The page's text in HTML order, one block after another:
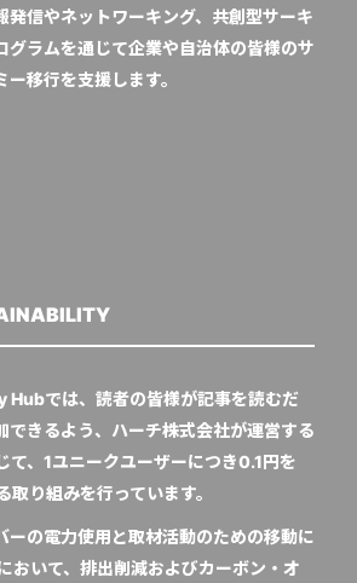
発信やネットワーキング、共創型サーキ
グラムを通じて企業や自治体の皆様のサ
移行を支援します。
では、読者の皆様が記事を読むだ
できるよう、ハーチ株式会社が運営する
て、1ユニークユーザーにつき0.1円を
取り組みを行っています。
ーの電力使用と取材活動のための移動に
おいて、排出削減およびカーボン・オ